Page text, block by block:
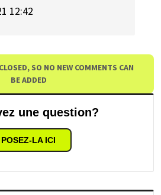
12:42
SO NO NEW COMMENTS CAN
BE ADDED
une question?
POSEZ-LA ICI